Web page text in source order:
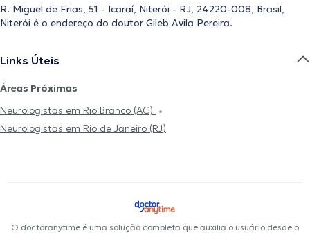
R. Miguel de Frias, 51 - Icaraí, Niterói - RJ, 24220-008, Brasil,
Niterói é o endereço do doutor Gileb Avila Pereira.
Links Úteis
Áreas Próximas
Neurologistas em Rio Branco (AC)
Neurologistas em Rio de Janeiro (RJ)
O doctoranytime é uma solução completa que auxilia o usuário desde o